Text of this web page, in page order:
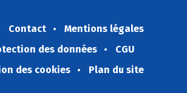
Contact
Mentions légales
des données
CGU
des cookies
Plan du site